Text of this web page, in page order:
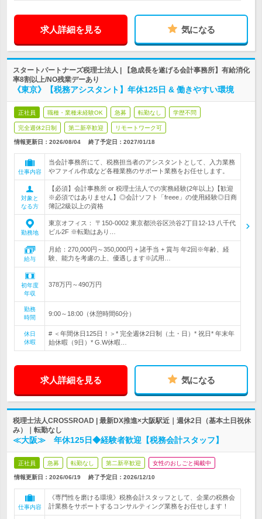
求人詳細を見る 気になる
スタートパートナーズ税理士法人 | 【急成長を遂げる会計事務所】有給消化
率8割以上/NO残業デーあり
《東京》【税務アシスタント】年休125日 & 働きやすい環境
正社員 職種・業種未経験OK 急募 転勤なし 学歴不問
完全週休2日制 第二新卒歓迎 リモートワーク可
情報更新日：2026/08/04 終了予定日： 2027/01/18
仕事内容
当会計事務所にて、税務担当者のアシスタントとして、入力業務
やファイル作成など各種業務のサポート業務をお任せします。
対象と
なる方
【必須】会計事務所 or 税理士法人での実務経験(2年以上)【歓迎
※必須ではありません】◎会計ソフト「freee」の使用経験◎日商
簿記2級以上の資格
勤務地
東京オフィス： 〒150-0002 東京都渋谷区渋谷2丁目12-13 八千代
ビル2F ※転勤はあり…
給与
月給：270,000円～350,000円 + 諸手当 + 賞与 年2回※年齢、経
験、能力を考慮の上、優遇します※試用…
初年度
年収
378万円～490万円
勤務
時間
9:00～18:00（休憩時間60分）
休日
休暇
# ＜年間休日125日！＞* 完全週休2日制（土・日）* 祝日* 年末年
始休暇（9日）* G.W休暇…
求人詳細を見る 気になる
税理士法人CROSSROAD | 最新DX推進×大阪駅近｜週休2日（基本土日祝休
み）｜転勤なし
≪大阪≫ 年休125日◆経験者歓迎【税務会計スタッフ】
正社員 急募 転勤なし 第二新卒歓迎 女性のおしごと掲載中
情報更新日：2026/06/19 終了予定日： 2026/12/10
仕事内容
《専門性を磨ける環境》税務会計スタッフとして、企業の税務会
計業務をサポートするコンサルティング業務をお任せします！